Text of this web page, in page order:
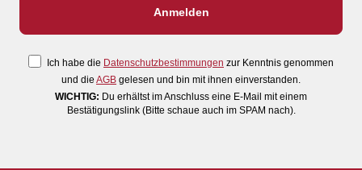
Ich habe die Datenschutzbestimmungen zur Kenntnis genommen
und die AGB gelesen und bin mit ihnen einverstanden.
WICHTIG: Du erhältst im Anschluss eine E-Mail mit einem
Bestätigungslink (Bitte schaue auch im SPAM nach).